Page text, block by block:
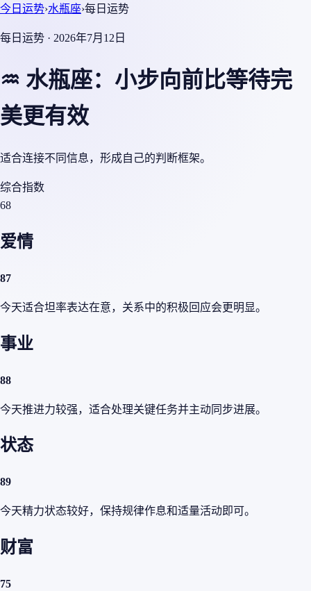
今日运势›水瓶座›每日运势
每日运势 · 2026年7月12日
♒ 水瓶座：小步向前比等待完
美更有效
适合连接不同信息，形成自己的判断框架。
综合指数
68
爱情
87
今天适合坦率表达在意，关系中的积极回应会更明显。
事业
88
今天推进力较强，适合处理关键任务并主动同步进展。
状态
89
今天精力状态较好，保持规律作息和适量活动即可。
财富
75